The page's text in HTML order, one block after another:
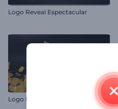
Logo Reveal Espectacular
Logo Malla Dorada